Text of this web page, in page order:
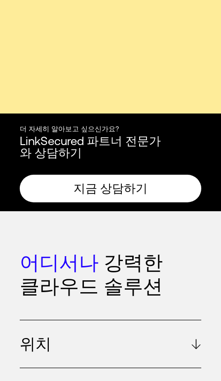
더 자세히 알아보고 싶으신가요?
LinkSecured 파트너 전문가
와 상담하기
지금 상담하기
어디서나 강력한
클라우드 솔루션
위치